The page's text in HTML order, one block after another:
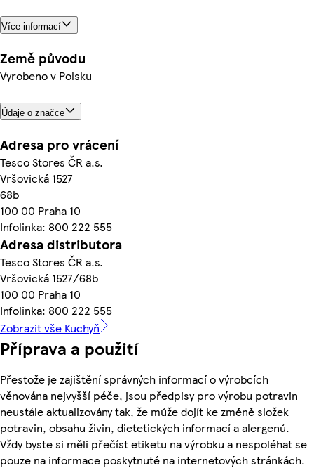
Více informací
Země původu
Vyrobeno v Polsku
Údaje o značce
Adresa pro vrácení
Tesco Stores ČR a.s.
Vršovická 1527
68b
100 00 Praha 10
Infolinka: 800 222 555
Adresa distributora
Tesco Stores ČR a.s.
Vršovická 1527/68b
100 00 Praha 10
Infolinka: 800 222 555
Zobrazit vše Kuchyň
Příprava a použití
Přestože je zajištění správných informací o výrobcích
věnována nejvyšší péče, jsou předpisy pro výrobu potravin
neustále aktualizovány tak, že může dojít ke změně složek
potravin, obsahu živin, dietetických informací a alergenů.
Vždy byste si měli přečíst etiketu na výrobku a nespoléhat se
pouze na informace poskytnuté na internetových stránkách.